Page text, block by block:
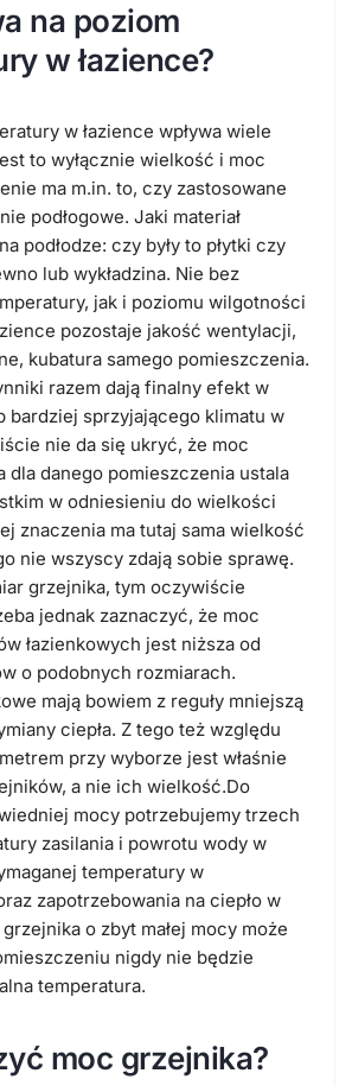
na poziom
w łazience?
w łazience wpływa wiele
to wyłącznie wielkość i moc
ma m.in. to, czy zastosowane
podłogowe. Jaki materiał
podłodze: czy były to płytki czy
lub wykładzina. Nie bez
jak i poziomu wilgotności
pozostaje jakość wentylacji,
kubatura samego pomieszczenia.
razem dają finalny efekt w
bardziej sprzyjającego klimatu w
nie da się ukryć, że moc
dla danego pomieszczenia ustala
w odniesieniu do wielkości
znaczenia ma tutaj sama wielkość
nie wszyscy zdają sobie sprawę.
grzejnika, tym oczywiście
jednak zaznaczyć, że moc
łazienkowych jest niższa od
o podobnych rozmiarach.
mają bowiem z reguły mniejszą
ciepła. Z tego też względu
przy wyborze jest właśnie
a nie ich wielkość.Do
mocy potrzebujemy trzech
zasilania i powrotu wody w
temperatury w
zapotrzebowania na ciepło w
o zbyt małej mocy może
nigdy nie będzie
temperatura.
moc grzejnika?